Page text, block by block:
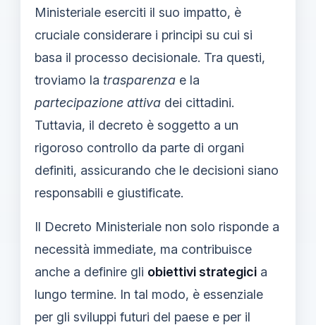
Ministeriale eserciti il suo impatto, è
cruciale considerare i principi su cui si
basa il processo decisionale. Tra questi,
troviamo la trasparenza e la
partecipazione attiva dei cittadini.
Tuttavia, il decreto è soggetto a un
rigoroso controllo da parte di organi
definiti, assicurando che le decisioni siano
responsabili e giustificate.
Il Decreto Ministeriale non solo risponde a
necessità immediate, ma contribuisce
anche a definire gli obiettivi strategici a
lungo termine. In tal modo, è essenziale
per gli sviluppi futuri del paese e per il